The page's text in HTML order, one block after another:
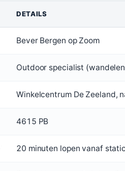
DETAILS
Bever Bergen op Zoom
Outdoor specialist
Winkelcentrum De Zeeland,
4615 PB
20 minuten lopen vanaf